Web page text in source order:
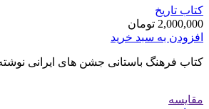
کتاب تاریخ
2,000,000 تومان
افزودن به سبد خرید
کتاب فرهنگ باستانی جشن های ایرانی
مقایسه